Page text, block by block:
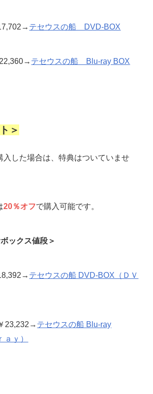
テセウスの船 DVD-BOX
テセウスの船 Blu-ray BOX
＞
入した場合は、特典はついていませ
20％オフで購入可能です。
ックス値段＞
テセウスの船 DVD-BOX（ＤＶ
23,232→ テセウスの船 Blu-ray
ｙ）